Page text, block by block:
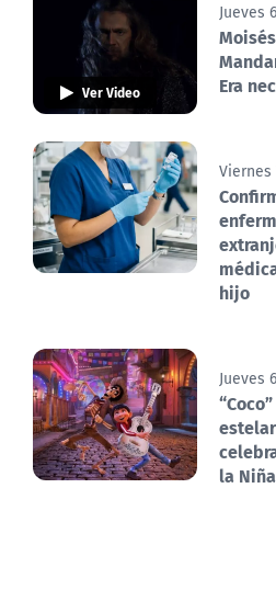
Ver Video
Jueves
Era
Viernes
hijo
Jueves
la Niña